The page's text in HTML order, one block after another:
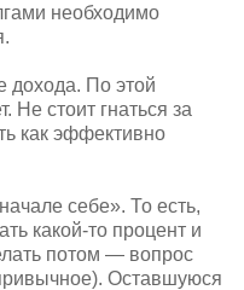
необходимо
дохода. По этой
Не стоит гнаться за
как эффективно
себе». То есть,
какой-то процент и
потом — вопрос
Оставшуюся